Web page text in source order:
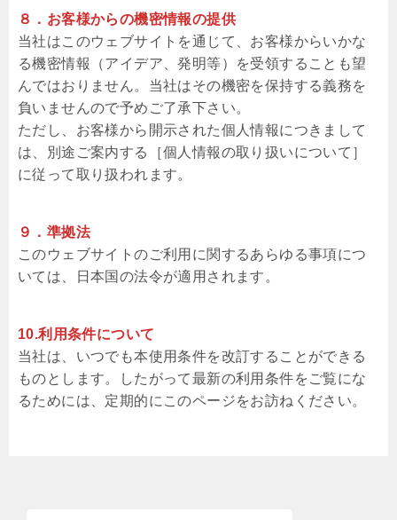
８．お客様からの機密情報の提供
当社はこのウェブサイトを通じて、お客様からいかな
る機密情報（アイデア、発明等）を受領することも望
んではおりません。当社はその機密を保持する義務を
負いませんので予めご了承下さい。
ただし、お客様から開示された個人情報につきまして
は、別途ご案内する［個人情報の取り扱いについて］
に従って取り扱われます。
９．準拠法
このウェブサイトのご利用に関するあらゆる事項につ
いては、日本国の法令が適用されます。
10.利用条件について
当社は、いつでも本使用条件を改訂することができる
ものとします。したがって最新の利用条件をご覧にな
るためには、定期的にこのページをお訪ねください。